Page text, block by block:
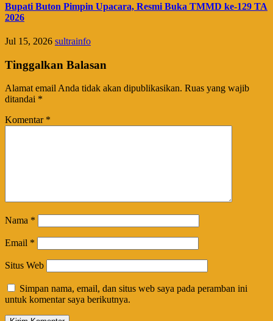
Bupati Buton Pimpin Upacara, Resmi Buka TMMD ke-129 TA
2026
Jul 15, 2026 sultrainfo
Tinggalkan Balasan
Alamat email Anda tidak akan dipublikasikan. Ruas yang wajib
ditandai *
Komentar *
Nama *
Email *
Situs Web
Simpan nama, email, dan situs web saya pada peramban ini
untuk komentar saya berikutnya.